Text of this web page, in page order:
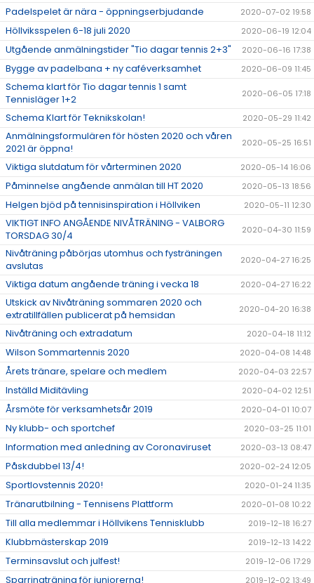
Padelspelet är nära - öppningserbjudande 2020-07-02 19:58
Höllviksspelen 6-18 juli 2020 2020-06-19 12:04
Utgående anmälningstider "Tio dagar tennis 2+3" 2020-06-16 17:38
Bygge av padelbana + ny caféverksamhet 2020-06-09 11:45
Schema klart för Tio dagar tennis 1 samt
Tennisläger 1+2
2020-06-05 17:18
Schema Klart för Teknikskolan! 2020-05-29 11:42
Anmälningsformulären för hösten 2020 och våren
2021 är öppna!
2020-05-25 16:51
Viktiga slutdatum för vårterminen 2020 2020-05-14 16:06
Påminnelse angående anmälan till HT 2020 2020-05-13 18:56
Helgen bjöd på tennisinspiration i Höllviken 2020-05-11 12:30
VIKTIGT INFO ANGÅENDE NIVÅTRÄNING - VALBORG
TORSDAG 30/4
2020-04-30 11:59
Nivåträning påbörjas utomhus och fysträningen
avslutas
2020-04-27 16:25
Viktiga datum angående träning i vecka 18 2020-04-27 16:22
Utskick av Nivåträning sommaren 2020 och
extratillfällen publicerat på hemsidan
2020-04-20 16:38
Nivåträning och extradatum 2020-04-18 11:12
Wilson Sommartennis 2020 2020-04-08 14:48
Årets tränare, spelare och medlem 2020-04-03 22:57
Inställd Miditävling 2020-04-02 12:51
Årsmöte för verksamhetsår 2019 2020-04-01 10:07
Ny klubb- och sportchef 2020-03-25 11:01
Information med anledning av Coronaviruset 2020-03-13 08:47
Påskdubbel 13/4! 2020-02-24 12:05
Sportlovstennis 2020! 2020-01-24 11:35
Tränarutbilning - Tennisens Plattform 2020-01-08 10:22
Till alla medlemmar i Höllvikens Tennisklubb 2019-12-18 16:27
Klubbmästerskap 2019 2019-12-13 14:22
Terminsavslut och julfest! 2019-12-06 17:29
Sparringträning för juniorerna! 2019-12-02 13:49